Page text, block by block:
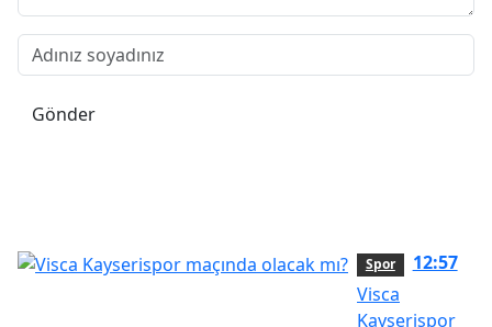
Gönder
Spor
12:57
Visca
Kayserispor